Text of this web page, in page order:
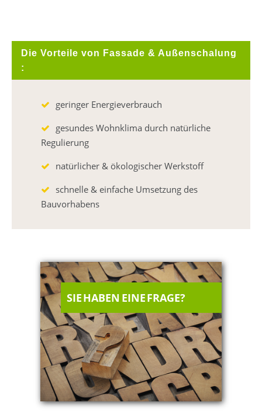
Die Vorteile von Fassade & Außenschalung
:
geringer Energieverbrauch
gesundes Wohnklima durch natürliche
Regulierung
natürlicher & ökologischer Werkstoff
schnelle & einfache Umsetzung des
Bauvorhabens
SIE HABEN EINE FRAGE?